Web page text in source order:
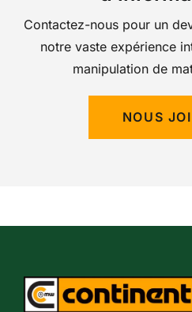
Contactez-nous pour un
notre vaste expérience
manipulation de
NOUS